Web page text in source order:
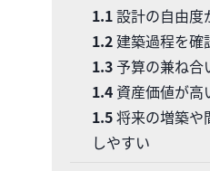
1.1設計の自由度
1.2建築過程を確
1.3予算の兼ね合
1.4資産価値が高
1.5将来の増築や
しやすい